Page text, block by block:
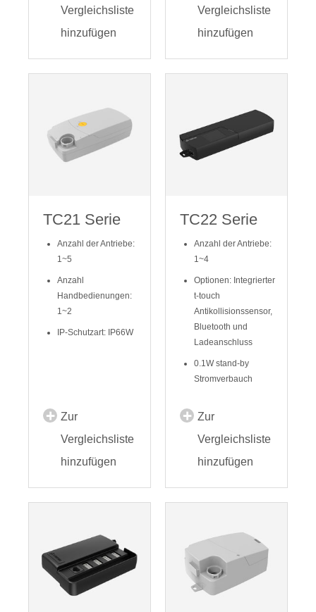
Vergleichsliste
hinzufügen
Vergleichsliste
hinzufügen
TC21 Serie
Anzahl der Antriebe:
1~5
Anzahl
Handbedienungen:
1~2
IP-Schutzart: IP66W
Zur
Vergleichsliste
hinzufügen
TC22 Serie
Anzahl der Antriebe:
1~4
Optionen: Integrierter
t-touch
Antikollisionssensor,
Bluetooth und
Ladeanschluss
0.1W stand-by
Stromverbauch
Zur
Vergleichsliste
hinzufügen